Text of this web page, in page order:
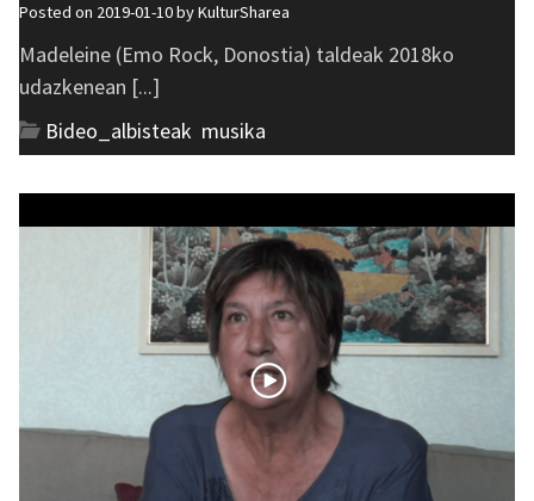
Posted on 2019-01-10 byKulturSharea
Madeleine (Emo Rock, Donostia) taldeak 2018ko
udazkenean [...]
Bideo_albisteak musika